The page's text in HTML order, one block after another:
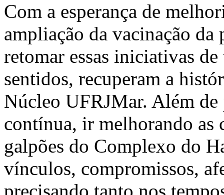
Com a esperança de
ampliação da vacinação da
retomar essas iniciativas
sentidos, recuperam a
Núcleo UFRJMar. Além
contínua, ir melhorando as
galpões do Complexo do
vínculos, compromissos,